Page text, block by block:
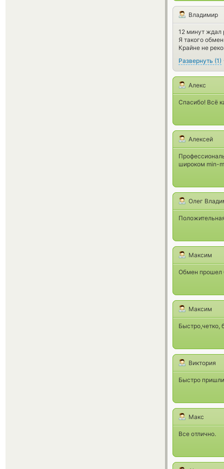
Владимир
12 минут ждал
Я такого
Крайне не
Развернуть (1)
Алекс
Спасибо! Всё
Алексей
широком min-
Олег
Максим
Обмен прошел
Максим
Быстро,четко,
Виктория
Быстро
Макс
Все отлично.